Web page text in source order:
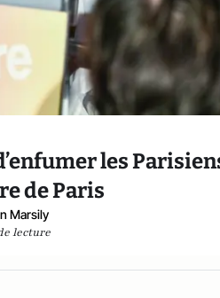
les
de Paris
Marsily
lecture